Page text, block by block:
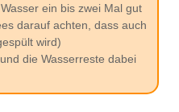
ein bis zwei Mal gut
darauf achten, dass auch
wird)
die Wasserreste dabei